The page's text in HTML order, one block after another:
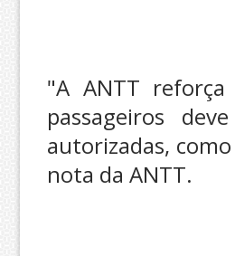
"A ANTT
passageiros
autorizadas,
nota da ANTT.